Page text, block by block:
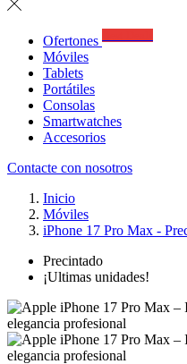
Ofertones
Móviles
Tablets
Portátiles
Consolas
Smartwatches
Accesorios
Contacte con nosotros
Inicio
Móviles
iPhone 17 Pro Max -
Precintado
¡Ultimas unidades!